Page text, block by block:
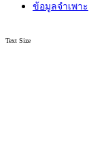
ข้อมูลจำเพาะ
Text Size